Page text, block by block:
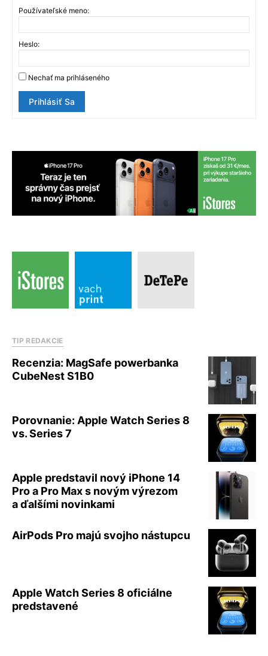
Používateľské meno:
Heslo:
Nechať ma prihláseného
Prihlásiť Sa
TIP REDAKCIE
Recenzia: MagSafe powerbanka
CubeNest S1B0
Porovnanie: Apple Watch Series 8
vs. Series 7
Apple predstavil nový iPhone 14
Pro a Pro Max s novým výrezom
a ďalšími novinkami
AirPods Pro majú svojho nástupcu
Apple Watch Series 8 oficiálne
predstavené